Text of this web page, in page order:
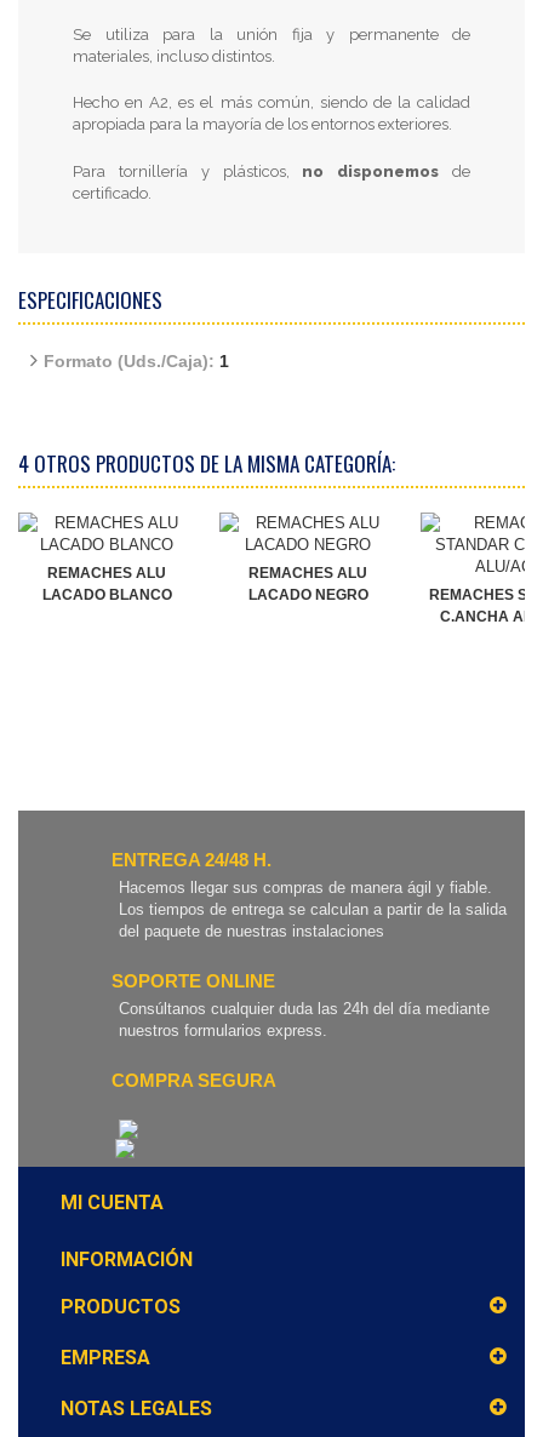
Se utiliza para la unión fija y permanente de
materiales, incluso distintos.
Hecho en A2, es el más común, siendo de la calidad
apropiada para la mayoría de los entornos exteriores.
Para tornillería y plásticos, no disponemos de
certificado.
ESPECIFICACIONES
Formato (Uds./Caja): 1
4 OTROS PRODUCTOS DE LA MISMA CATEGORÍA:
REMACHES ALU
LACADO BLANCO
REMACHES ALU
LACADO NEGRO
REMACHES
C.ANCHA
ENTREGA 24/48 H.
Hacemos llegar sus compras de manera ágil y fiable.
Los tiempos de entrega se calculan a partir de la salida
del paquete de nuestras instalaciones
SOPORTE ONLINE
Consúltanos cualquier duda las 24h del día mediante
nuestros formularios express.
COMPRA SEGURA
MI CUENTA
INFORMACIÓN
PRODUCTOS
EMPRESA
NOTAS LEGALES